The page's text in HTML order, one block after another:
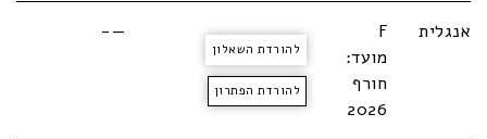
אנגלית
F
מועד:
חורף
2026
להורדת השאלון
להורדת הפתרון
—-